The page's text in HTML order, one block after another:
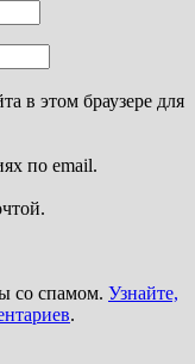
в этом браузере для
по email.
со спамом. Узнайте,
.